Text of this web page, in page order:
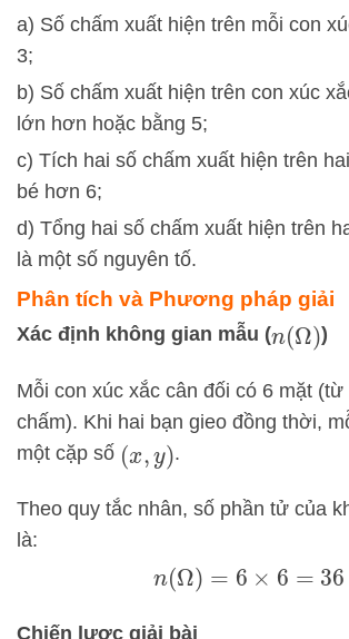
a) Số chấm xuất hiện trên mỗi con
3;
b) Số chấm xuất hiện trên con xúc
lớn hơn hoặc bằng 5;
c) Tích hai số chấm xuất hiện trên
bé hơn 6;
d) Tổng hai số chấm xuất hiện trên
là một số nguyên tố.
Phân tích và Phương pháp giải
Xác định không gian mẫu (n(Ω))
Mỗi con xúc xắc cân đối có 6 mặt (từ
chấm). Khi hai bạn gieo đồng thời,
một cặp số (x,y) .
Theo quy tắc nhân, số phần tử của
là:
n(Ω)=6 ×6= 36
Chiến lược giải bài